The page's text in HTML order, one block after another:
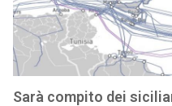
Sarà compito dei